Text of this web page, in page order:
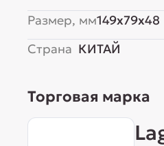
Размер, мм149x79x48
Страна КИТАЙ
Торговая марка